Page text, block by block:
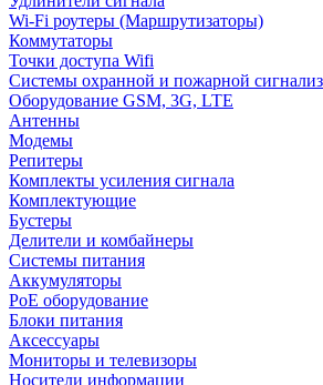
Wi-Fi роутеры (Маршрутизаторы)
Коммутаторы
Точки доступа Wifi
Системы охранной и пожарной
Оборудование GSM, 3G, LTE
Антенны
Модемы
Репитеры
Комплекты усиления сигнала
Комплектующие
Бустеры
Делители и комбайнеры
Системы питания
Аккумуляторы
PoE оборудование
Блоки питания
Аксессуары
Мониторы и телевизоры
Носители информации